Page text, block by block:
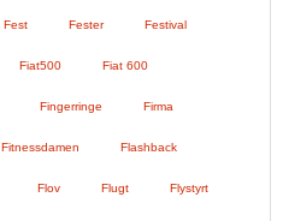
Fest Fester Festival
Fiat500 Fiat 600
Fingerringe Firma
Fitnessdamen Flashback
Flov Flugt Flystyrt